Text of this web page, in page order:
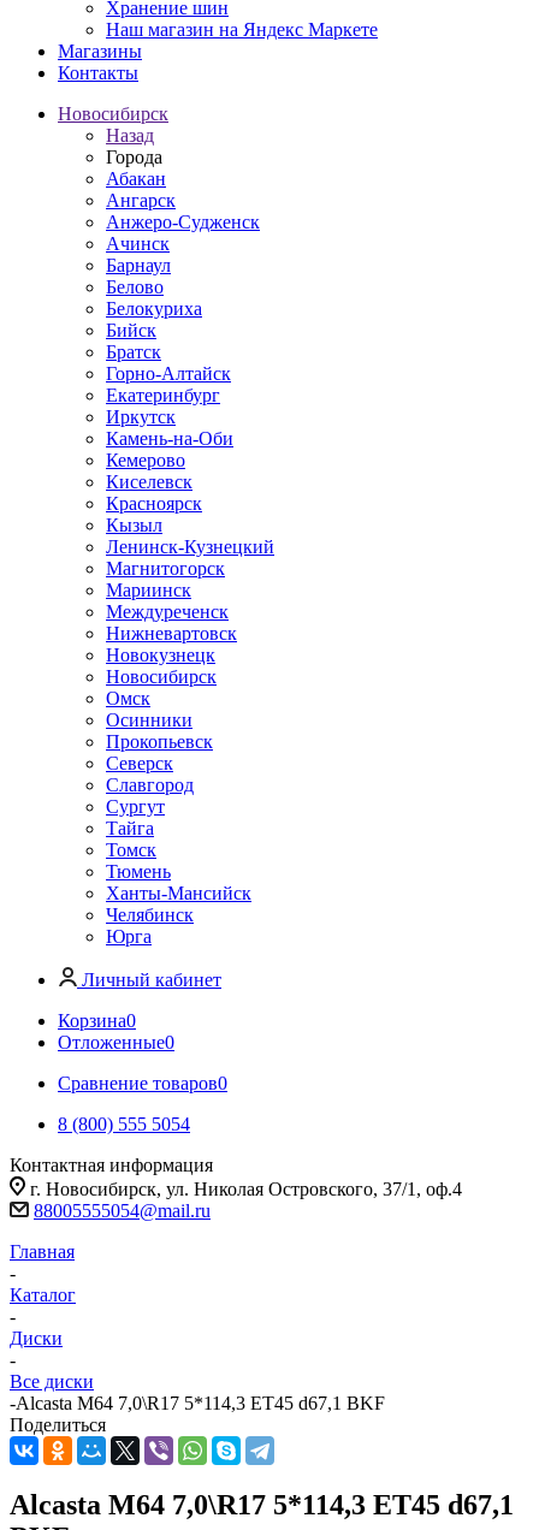
Хранение шин
Наш магазин на Яндекс Маркете
Магазины
Контакты
Новосибирск
Назад
Города
Абакан
Ангарск
Анжеро-Судженск
Ачинск
Барнаул
Белово
Белокуриха
Бийск
Братск
Горно-Алтайск
Екатеринбург
Иркутск
Камень-на-Оби
Кемерово
Киселевск
Красноярск
Кызыл
Ленинск-Кузнецкий
Магнитогорск
Мариинск
Междуреченск
Нижневартовск
Новокузнецк
Новосибирск
Омск
Осинники
Прокопьевск
Северск
Славгород
Сургут
Тайга
Томск
Тюмень
Ханты-Мансийск
Челябинск
Юрга
Личный кабинет
Корзина0
Отложенные0
Сравнение товаров0
8 (800) 555 5054
Контактная информация
г. Новосибирск, ул. Николая Островского, 37/1, оф.4
88005555054@mail.ru
Главная
-
Каталог
-
Диски
-
Все диски
-Alcasta M64 7,0\R17 5*114,3 ET45 d67,1 BKF
Поделиться
Alcasta M64 7,0\R17 5*114,3 ET45 d67,1